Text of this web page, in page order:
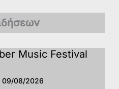
Music Festival
09/08/2026